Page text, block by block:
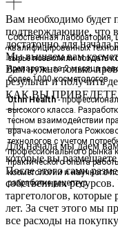
Собственная лаборатория,
квалифицированных
сырьё позволили создать
препараты, за 2 месяца
более 1000 косметологов.
Uthn Health-
высокого класса.
тесном взаимодействии
врача-косметолога
технологов с учетом
профессионального рынка
практического опыта
косметологии и научного
разработке рецептур.
Вам необходимо будет
подтверждающие, что
достаточно для начала
Мы вышлем вам
Вам нужно только
результат и получить
КАК ВЫ
Для начала мы даем
которые вы
После этого сами
собственных
таргетологов, которые
лет. За счет этого мы
все расходы на